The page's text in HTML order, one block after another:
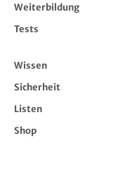
Weiterbildung
Tests
Wissen
Sicherheit
Listen
Shop